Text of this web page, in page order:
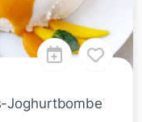
Joghurtbombe